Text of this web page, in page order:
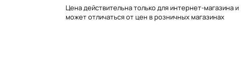
Цена действительна только для интернет-магазина и
может отличаться от цен в розничных магазинах